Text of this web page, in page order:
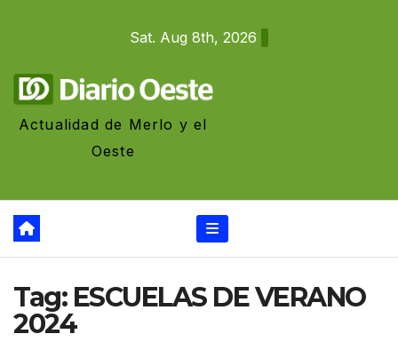
Sat. Aug 8th, 2026
Actualidad de Merlo y el
Oeste
Tag: ESCUELAS DE VERANO
2024